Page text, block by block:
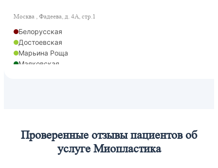
Москва , Фадеева, д. 4А, стр.1
Белорусская
Достоевская
Марьина Роща
Маяковская
Марьина Роща
Савёловская
Проверенные отзывы пациентов об
услуге Миопластика